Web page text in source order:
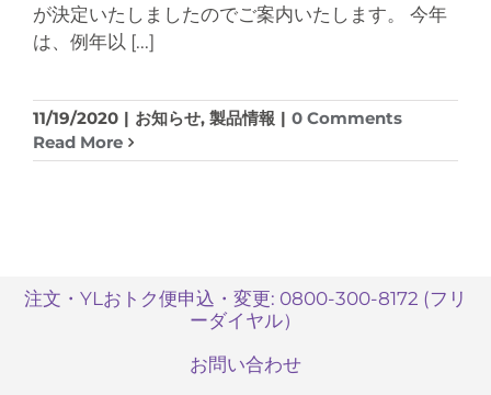
が決定いたしましたのでご案内いたします。 今年
は、例年以 [...]
11/19/2020 | お知らせ, 製品情報 | 0 Comments
Read More
注文・YLおトク便申込・変更: 0800-300-8172 (フリ
ーダイヤル）
お問い合わせ